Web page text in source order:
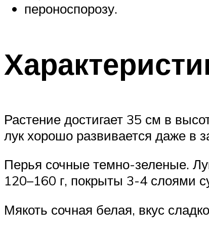
пероноспорозу.
Растение достигает 35 см в
лук хорошо развивается даже в
Перья сочные темно-зеленые.
120–160 г, покрыты 3-4 слоями
Мякоть сочная белая, вкус